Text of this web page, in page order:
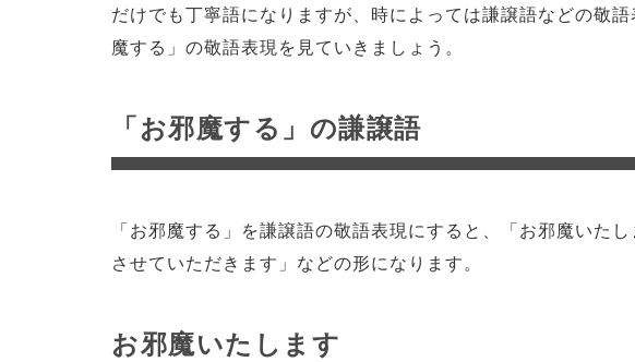
だけでも丁寧語になりますが、時によっては謙譲語などの敬
魔する」の敬語表現を見ていきましょう。
「お邪魔する」の謙譲語
「お邪魔する」を謙譲語の敬語表現にすると、「お邪魔いた
させていただきます」などの形になります。
お邪魔いたします